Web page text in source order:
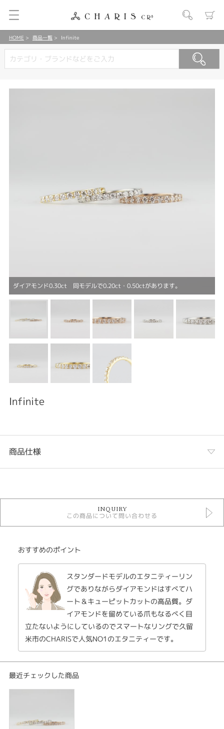
HOME 商品一覧 Infinite
ダイアモンド0.30ct 同モデルで0.20ct・0.50ctがあります。
Infinite
商品仕様
結婚指輪
マリッジリングダイアモンド
紹介文
結婚指輪 lady's プラチナ900 D-0.30ct
結婚指輪 lady's K18イエローゴールド D-0.30ct
結婚指輪 lady's K18ピンクゴールド D-0.30ct
永遠の愛を誓うダイアモンド。ダイアモンドを0.3カラット使用したエタニ
ティリングは、エレガントさと着けやすさを同時に共存させる最高の指輪で
ダイアモンドのカットも品質の高いハート＆キューピットカットを使用して
いるので永くご使用できます。
INQUIRY
この商品について問い合わせる
おすすめのポイント
スタンダードモデルのエタニティーリン
グでありながらダイアモンドはすべてハ
ート＆キューピットカットの高品質。ダ
イアモンドを留めている爪もなるべく目
立たないようにしているのでスマートなリングで久留
米市のCHARISで人気NO1のエタニティーです。
最近チェックした商品